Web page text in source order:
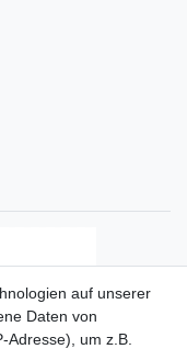
auf unserer
Daten von
Adresse), um z.B.